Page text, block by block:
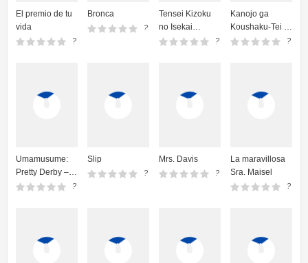
El premio de tu
vida
?
Bronca
?
Tensei Kizoku
no Isekai
Boukenroku;
?
Kanojo ga
Koushaku-Tei ni
Itta Riyuu
?
Umamusume:
Pretty Derby –
Road to the Top?
Slip
?
Mrs. Davis
?
La maravillosa
Sra. Maisel
?